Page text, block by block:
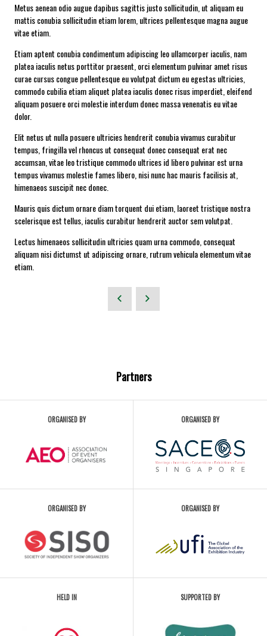
Metus aenean odio augue dapibus sagittis justo sollicitudin, ut aliquam eu
mattis conubia sollicitudin etiam lorem, ultrices pellentesque magna augue
vitae etiam.
Etiam aptent conubia condimentum adipiscing leo ullamcorper iaculis, nam
platea iaculis netus porttitor praesent, orci elementum pulvinar amet risus
curae cursus congue pellentesque eu volutpat dictum eu egestas ultricies,
commodo cubilia etiam aliquet platea iaculis donec risus imperdiet, eleifend
aliquam posuere orci molestie interdum donec massa venenatis eu vitae
dolor.
Elit netus ut nulla posuere ultricies hendrerit conubia vivamus curabitur
tempus, fringilla vel rhoncus ut consequat donec consequat erat nec
accumsan, vitae leo tristique commodo ultrices id libero pulvinar est urna
tempus vivamus molestie fames libero, nisi nunc hac mauris facilisis at,
himenaeos suscipit nec donec.
Mauris quis dictum ornare diam torquent dui etiam, laoreet tristique nostra
scelerisque est tellus, iaculis curabitur hendrerit auctor sem volutpat.
Lectus himenaeos sollicitudin ultricies quam urna commodo, consequat
aliquam nisi dictumst ut adipiscing ornare, rutrum vehicula elementum vitae
etiam.
Partners
ORGANISED BY ORGANISED BY
ORGANISED BY ORGANISED BY
HELD IN SUPPORTED BY